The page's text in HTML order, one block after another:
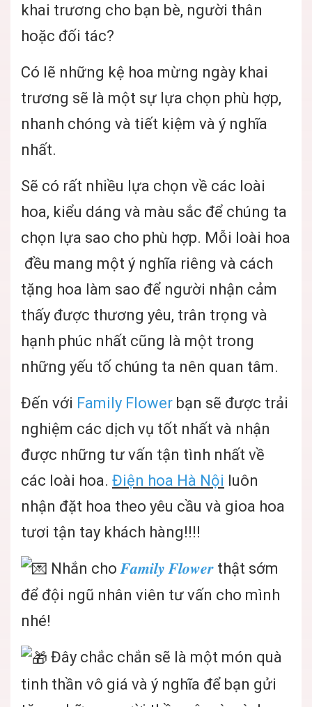
khai trương cho bạn bè, người thân
hoặc đối tác?
Có lẽ những kệ hoa mừng ngày khai
trương sẽ là một sự lựa chọn phù hợp,
nhanh chóng và tiết kiệm và ý nghĩa
nhất.
Sẽ có rất nhiều lựa chọn về các loài
hoa, kiểu dáng và màu sắc để chúng ta
chọn lựa sao cho phù hợp. Mỗi loài hoa
đều mang một ý nghĩa riêng và cách
tặng hoa làm sao để người nhận cảm
thấy được thương yêu, trân trọng và
hạnh phúc nhất cũng là một trong
những yếu tố chúng ta nên quan tâm.
Đến với Family Flower bạn sẽ được trải
nghiệm các dịch vụ tốt nhất và nhận
được những tư vấn tận tình nhất về
các loài hoa. Điện hoa Hà Nội luôn
nhận đặt hoa theo yêu cầu và gioa hoa
tươi tận tay khách hàng!!!!
Nhắn cho 𝑭𝒂𝒎𝒊𝒍𝒚 𝑭𝒍𝒐𝒘𝒆𝒓 thật sớm
để đội ngũ nhân viên tư vấn cho mình
nhé!
Đây chắc chắn sẽ là một món quà
tinh thần vô giá và ý nghĩa để bạn gửi